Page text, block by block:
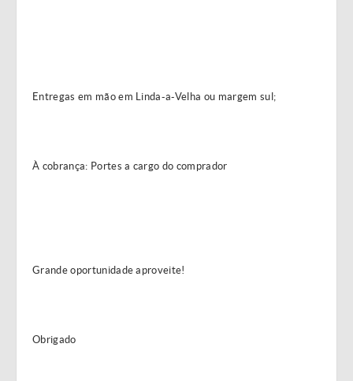
Entregas em mão em Linda-a-Velha ou margem sul;
À cobrança: Portes a cargo do comprador
Grande oportunidade aproveite!
Obrigado